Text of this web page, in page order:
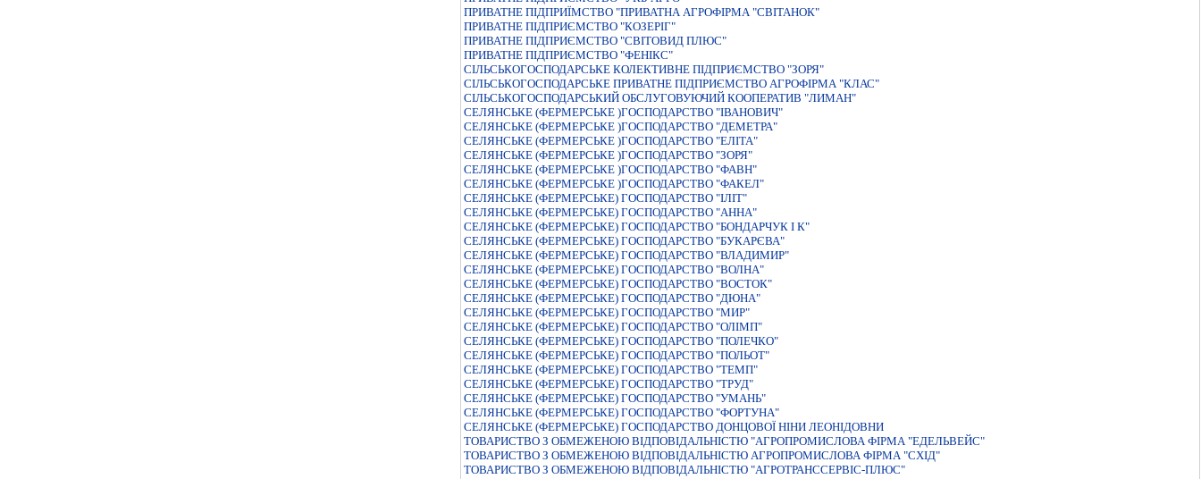
ПРИВАТНЕ ПIДПРИЇМСТВО "ПРИВАТНА АГРОФIРМА "СВIТАНОК"
ПРИВАТНЕ ПІДПРИЄМСТВО "КОЗЕРІГ"
ПРИВАТНЕ ПІДПРИЄМСТВО "СВІТОВИД ПЛЮС"
ПРИВАТНЕ ПІДПРИЄМСТВО "ФЕНІКС"
СIЛЬСЬКОГОСПОДАРСЬКЕ КОЛЕКТИВНЕ ПIДПРИЄМСТВО "ЗОРЯ"
СІЛЬСЬКОГОСПОДАРСЬКЕ ПРИВАТНЕ ПІДПРИЄМСТВО АГРОФІРМА "КЛАС"
СІЛЬСЬКОГОСПОДАРСЬКИЙ ОБСЛУГОВУЮЧИЙ КООПЕРАТИВ "ЛИМАН"
СЕЛЯНСЬКЕ (ФЕРМЕРСЬКЕ )ГОСПОДАРСТВО "ІВАНОВИЧ"
СЕЛЯНСЬКЕ (ФЕРМЕРСЬКЕ )ГОСПОДАРСТВО "ДЕМЕТРА"
СЕЛЯНСЬКЕ (ФЕРМЕРСЬКЕ )ГОСПОДАРСТВО "ЕЛIТА"
СЕЛЯНСЬКЕ (ФЕРМЕРСЬКЕ )ГОСПОДАРСТВО "ЗОРЯ"
СЕЛЯНСЬКЕ (ФЕРМЕРСЬКЕ )ГОСПОДАРСТВО "ФАВН"
СЕЛЯНСЬКЕ (ФЕРМЕРСЬКЕ )ГОСПОДАРСТВО "ФАКЕЛ"
СЕЛЯНСЬКЕ (ФЕРМЕРСЬКЕ) ГОСПОДАРСТВО "IЛIТ"
СЕЛЯНСЬКЕ (ФЕРМЕРСЬКЕ) ГОСПОДАРСТВО "АННА"
СЕЛЯНСЬКЕ (ФЕРМЕРСЬКЕ) ГОСПОДАРСТВО "БОНДАРЧУК I К"
СЕЛЯНСЬКЕ (ФЕРМЕРСЬКЕ) ГОСПОДАРСТВО "БУКАРЄВА"
СЕЛЯНСЬКЕ (ФЕРМЕРСЬКЕ) ГОСПОДАРСТВО "ВЛАДИМИР"
СЕЛЯНСЬКЕ (ФЕРМЕРСЬКЕ) ГОСПОДАРСТВО "ВОЛНА"
СЕЛЯНСЬКЕ (ФЕРМЕРСЬКЕ) ГОСПОДАРСТВО "ВОСТОК"
СЕЛЯНСЬКЕ (ФЕРМЕРСЬКЕ) ГОСПОДАРСТВО "ДЮНА"
СЕЛЯНСЬКЕ (ФЕРМЕРСЬКЕ) ГОСПОДАРСТВО "МИР"
СЕЛЯНСЬКЕ (ФЕРМЕРСЬКЕ) ГОСПОДАРСТВО "ОЛIМП"
СЕЛЯНСЬКЕ (ФЕРМЕРСЬКЕ) ГОСПОДАРСТВО "ПОЛЕЧКО"
СЕЛЯНСЬКЕ (ФЕРМЕРСЬКЕ) ГОСПОДАРСТВО "ПОЛЬОТ"
СЕЛЯНСЬКЕ (ФЕРМЕРСЬКЕ) ГОСПОДАРСТВО "ТЕМП"
СЕЛЯНСЬКЕ (ФЕРМЕРСЬКЕ) ГОСПОДАРСТВО "ТРУД"
СЕЛЯНСЬКЕ (ФЕРМЕРСЬКЕ) ГОСПОДАРСТВО "УМАНЬ"
СЕЛЯНСЬКЕ (ФЕРМЕРСЬКЕ) ГОСПОДАРСТВО "ФОРТУНА"
СЕЛЯНСЬКЕ (ФЕРМЕРСЬКЕ) ГОСПОДАРСТВО ДОНЦОВОЇ НIНИ ЛЕОНIДОВНИ
ТОВАРИСТВО З ОБМЕЖЕНОЮ ВIДПОВIДАЛЬНIСТЮ "АГРОПРОМИСЛОВА ФIРМА "ЕДЕЛЬВЕЙС"
ТОВАРИСТВО З ОБМЕЖЕНОЮ ВIДПОВIДАЛЬНIСТЮ АГРОПРОМИСЛОВА ФIРМА "СХIД"
ТОВАРИСТВО З ОБМЕЖЕНОЮ ВІДПОВІДАЛЬНІСТЮ "АГРОТРАНССЕРВІС-ПЛЮС"